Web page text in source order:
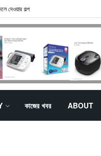
দেওয়ার গল্প
কাজের খবর ABOUT